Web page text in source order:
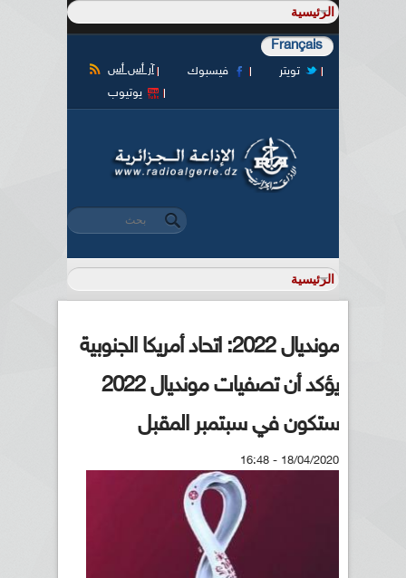
Français
آر أس أس فيسبوك
تويتر
يوتيوب
استمارة البحث
‏بحث ‏
مونديال 2022: اتحاد أمريكا الجنوبية
يؤكد أن تصفيات مونديال 2022
ستكون في سبتمبر المقبل
18/04/2020 - 16:48